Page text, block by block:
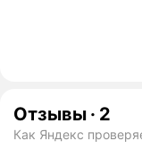
Отзывы · 2
Как Яндекс